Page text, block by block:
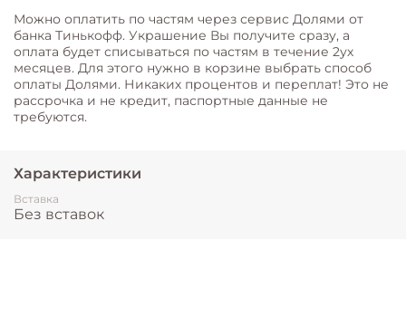
Можно оплатить по частям через сервис Долями от
банка Тинькофф. Украшение Вы получите сразу, а
оплата будет списываться по частям в течение 2ух
месяцев. Для этого нужно в корзине выбрать способ
оплаты Долями. Никаких процентов и переплат! Это не
рассрочка и не кредит, паспортные данные не
требуются.
Характеристики
Вставка
Без вставок